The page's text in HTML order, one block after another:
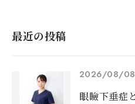
最近の投稿
2026/08/08